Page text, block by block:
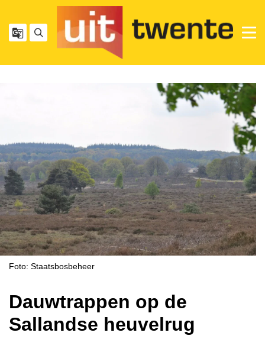
Foto: Staatsbosbeheer
Dauwtrappen op de
Sallandse heuvelrug